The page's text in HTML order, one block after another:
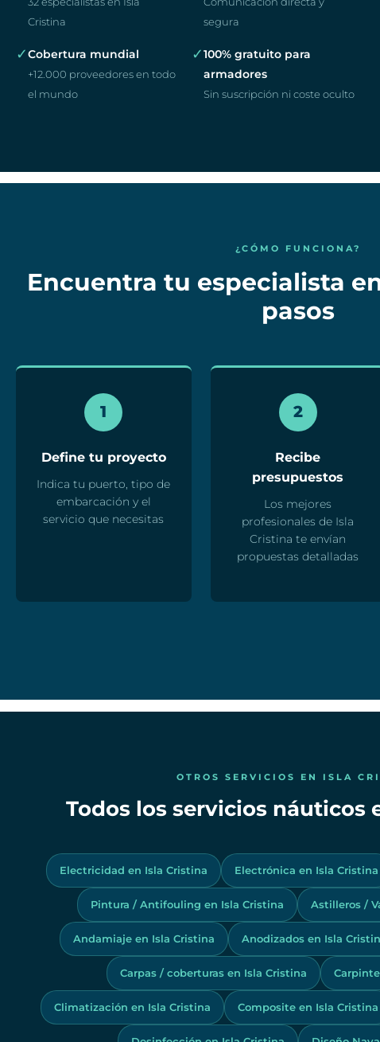
Cristina
segura
✓Cobertura mundial
+12.000 proveedores en todo
el mundo
✓100% gratuito para
armadores
Sin suscripción ni coste oculto
¿CÓMO FUNCIONA?
Encuentra tu especialista
pasos
1
Define tu proyecto
Indica tu puerto, tipo de
embarcación y el
servicio que necesitas
2
Recibe
presupuestos
Los mejores
profesionales de Isla
Cristina te envían
propuestas detalladas
OTROS SERVICIOS EN ISLA
Todos los servicios náuticos
Electricidad en Isla Cristina Electrónica en Isla Cristina
Pintura / Antifouling en Isla Cristina Astilleros /
Andamiaje en Isla Cristina Anodizados en Isla
Carpas / coberturas en Isla Cristina
Climatización en Isla Cristina Composite en Isla Cristina